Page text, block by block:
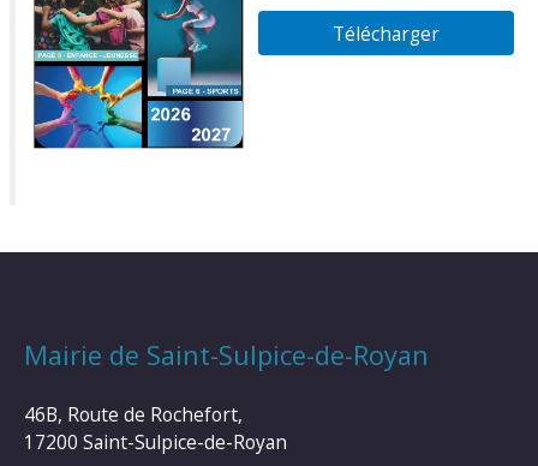
Télécharger
Mairie de Saint-Sulpice-de-Royan
46B, Route de Rochefort,
17200 Saint-Sulpice-de-Royan